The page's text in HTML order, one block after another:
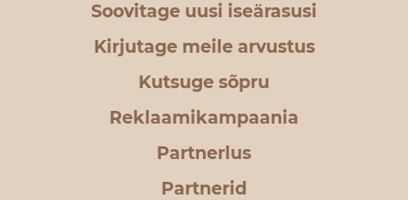
Soovitage uusi iseärasusi
Kirjutage meile arvustus
Kutsuge sõpru
Reklaamikampaania
Partnerlus
Partnerid